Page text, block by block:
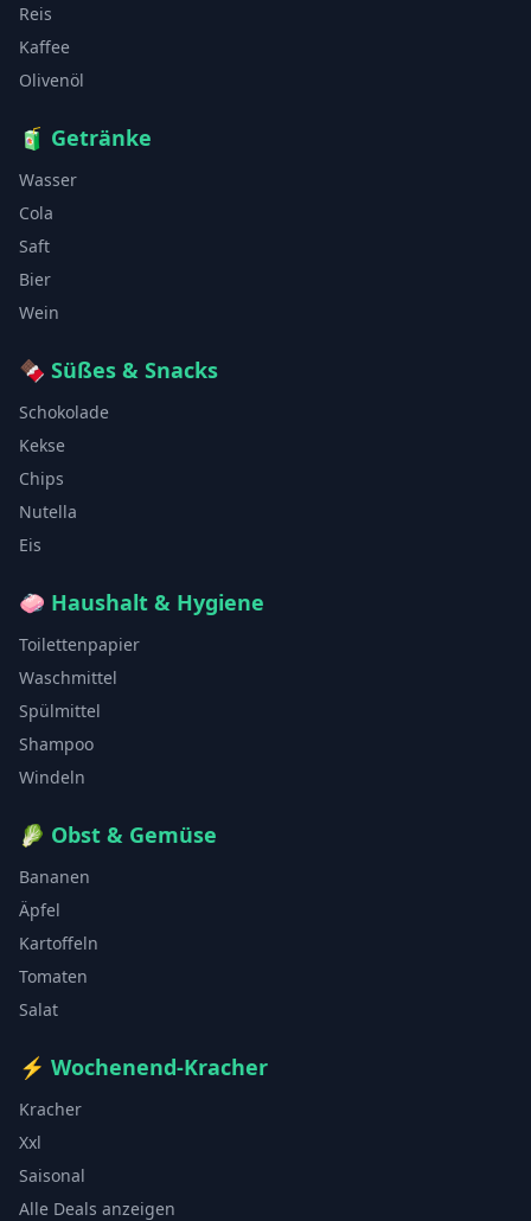
Reis
Kaffee
Olivenöl
🧃 Getränke
Wasser
Cola
Saft
Bier
Wein
🍫 Süßes & Snacks
Schokolade
Kekse
Chips
Nutella
Eis
🧼 Haushalt & Hygiene
Toilettenpapier
Waschmittel
Spülmittel
Shampoo
Windeln
🥬 Obst & Gemüse
Bananen
Äpfel
Kartoffeln
Tomaten
Salat
⚡ Wochenend-Kracher
Kracher
Xxl
Saisonal
Alle Deals anzeigen